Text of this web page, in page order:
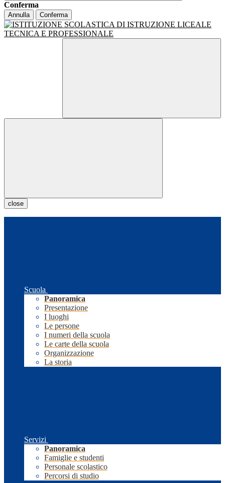
Conferma
Annulla Conferma
close
Scuola
Panoramica
Presentazione
I luoghi
Le persone
I numeri della scuola
Le carte della scuola
Organizzazione
La storia
Servizi
Panoramica
Famiglie e studenti
Personale scolastico
Percorsi di studio